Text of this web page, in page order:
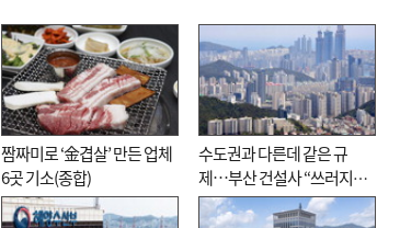
짬짜미로 ‘金겹살’ 만든 업체
6곳 기소(종합)
수도권과 다른데 같은 규
제…부산 건설사 “쓰러지기
직전”